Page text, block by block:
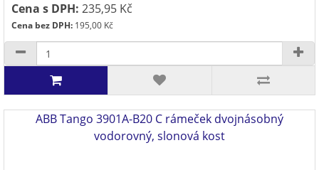
Cena s DPH: 235,95 Kč
Cena bez DPH: 195,00 Kč
ABB Tango 3901A-B20 C rámeček dvojnásobný
vodorovný, slonová kost